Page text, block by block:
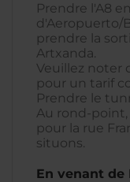
Prendre l'A8
d'Aeropuerto/
prendre la
Artxanda.
Veuillez noter
pour un tarif
Prendre le
Au rond-
pour la rue
situons.
En venant de